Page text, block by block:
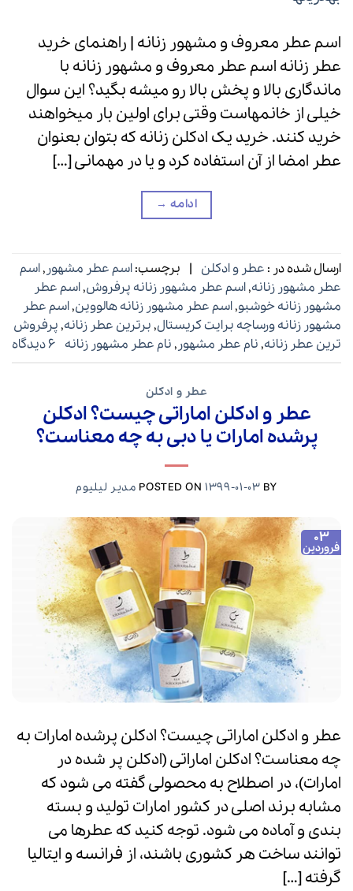
اسم عطر معروف و مشهور زنانه | راهنمای خرید
عطر زنانه اسم عطر معروف و مشهور زنانه با
ماندگاری بالا و پخش بالا رو میشه بگید؟ این سوال
خیلی از خانمهاست وقتی برای اولین بار میخواهند
خرید کنند. خرید یک ادکلن زنانه که بتوان بعنوان
عطر امضا از آن استفاده کرد و یا در مهمانی […]
ادامه →
ارسال شده در : عطر و ادکلن | برچسب:اسم عطر مشهور,اسم
عطر مشهور زنانه,اسم عطر مشهور زنانه پرفروش,اسم عطر
مشهور زنانه خوشبو,اسم عطر مشهور زنانه هالووین,اسم عطر
مشهور زنانه ورساچه برایت کریستال, برترین عطر زنانه, پرفروش
ترین عطر زنانه, نام عطر مشهور, نام عطر مشهور زنانه 6 دیدگاه
عطر و ادکلن
عطر و ادکلن اماراتی چیست؟ ادکلن
پرشده امارات یا دبی به چه معناست؟
POSTED ON1399-01-03 BY مدیر لیلیوم
03
فروردین
عطر و ادکلن اماراتی چیست؟ ادکلن پرشده امارات به
چه معناست؟ ادکلن اماراتی (ادکلن پر شده در
امارات)، در اصطلاح به محصولی گفته می شود که
مشابه برند اصلی در کشور امارات تولید و بسته
بندی و آماده می شود. توجه کنید که عطرها می
توانند ساخت هر کشوری باشند، از فرانسه و ایتالیا
گرفته […]